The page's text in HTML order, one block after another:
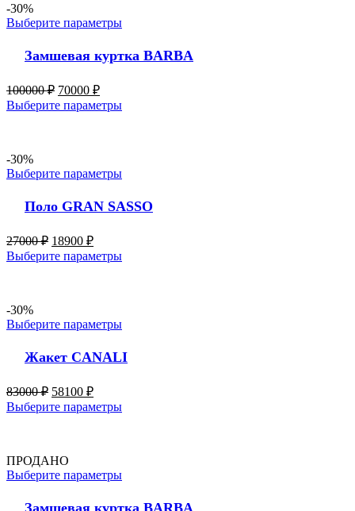
-30%
Выберите параметры
Замшевая куртка BARBA
100000₽ 70000 ₽
Выберите параметры
-30%
Выберите параметры
Поло GRAN SASSO
27000₽ 18900 ₽
Выберите параметры
-30%
Выберите параметры
Жакет CANALI
83000₽ 58100 ₽
Выберите параметры
ПРОДАНО
Выберите параметры
Замшевая куртка BARBA